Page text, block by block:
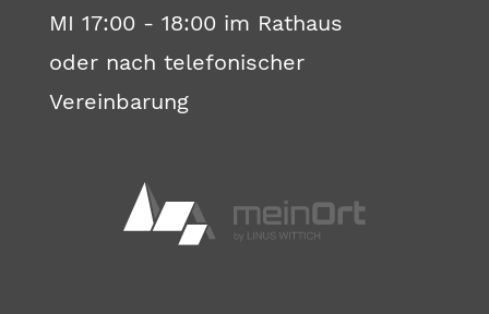
MI 17:00 - 18:00 im Rathaus
oder nach telefonischer
Vereinbarung